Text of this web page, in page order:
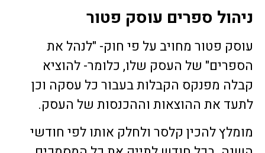
ניהול ספרים עוסק פטור
עוסק פטור מחויב על פי חוק- "לנהל את
הספרים" של העסק שלו, כלומר- להוציא
קבלה מפנקס הקבלות בעבור כל עסקה וכן
לתעד את ההוצאות וההכנסות של העסק.
מומלץ להכין קלסר ולחלק אותו לפי חודשי